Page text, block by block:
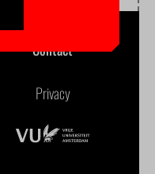
Contact
Privacy